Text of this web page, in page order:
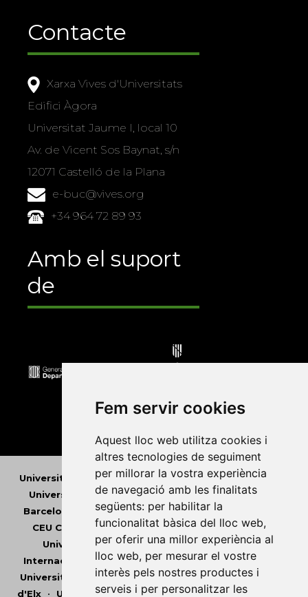
Fem servir cookies
Aquest lloc web utilitza cookies i
altres tecnologies de seguiment
per millorar la vostra experiència
de navegació amb les finalitats
següents: per habilitar la
funcionalitat bàsica del lloc web,
per oferir una millor experiència al
lloc web, per mesurar el vostre
interès pels nostres productes i
serveis i per personalitzar les
Contacte
Xarxa Vives d'Universitats
Edifici Àgora
Universitat Jaume I, local 10
Av. de Vicent Sos Baynat, s/n
12071 Castelló de la Plana
e-buc@vives.org
+34 964 72 89 93
Amb el suport
de
Universitat Abat Oliba CEU • Universitat d'Alacant
Universitat d'Andorra•Universitat Autònoma de
Barcelona
Universitat de Barcelona •
CEU Cardenal Herrera•Universitat de Girona•
Universitat de les Illes Balears•Universitat
Internacional de Catalunya•Universitat Jaume I
Universitat de Lleida•Universitat Miguel Hernández
d'Elx• Universitat Oberta de Catalunya•Universitat